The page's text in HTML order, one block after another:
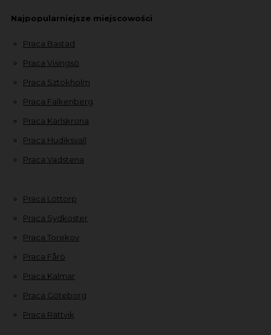
Najpopularniejsze miejscowości
Praca Bastad
Praca Visingsö
Praca Sztokholm
Praca Falkenberg
Praca Karlskrona
Praca Hudiksvall
Praca Vadstena
Praca Löttorp
Praca Sydkoster
Praca Torekov
Praca Fårö
Praca Kalmar
Praca Göteborg
Praca Rättvik